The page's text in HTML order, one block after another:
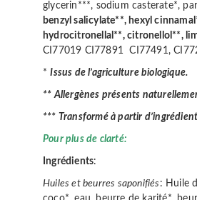
glycerin***, sodium casterate*,
benzyl salicylate**, hexyl
hydrocitronellal**, citronellol**,
CI77019 CI77891 CI77491,
*Issus de l’agriculture biologique.
** Allergènes présents
*** Transformé à partir
Pour plus de clarté:
Ingrédients:
Huiles et beurres saponifiés : Huile